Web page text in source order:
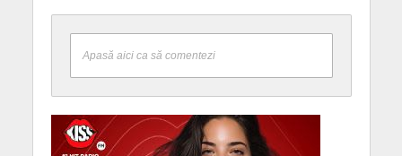
Apasă aici ca să comentezi